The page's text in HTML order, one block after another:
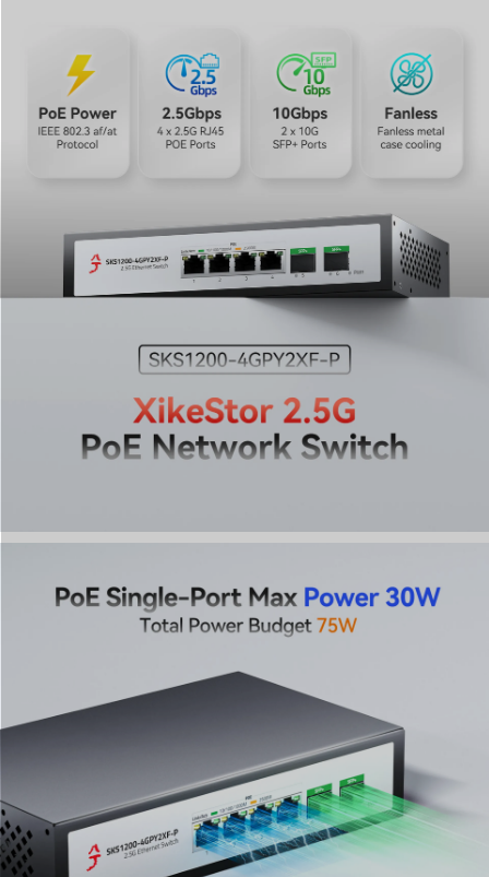
überragende Geschwindigkeit
Erleben Sie ultra-hochgeschwindigkeits-
Datenübertragung mit vier 2,5G RJ45-Ports und zwei
10G SFP+ Uplink-Ports. Speziell auf datenintensive
Anwendungen zugeschnitten, ist dieser 2,5G PoE-
denen die Bandbreite entscheidend ist. Ob bei massiven
Dateiübertragungen oder Hochgeschwindigkeits-
Uplinks – er stellt sicher, dass Ihr Netzwerk frei von
3. Vielseitiges 75 W Gesamtbudget für
Hochleistungsgeräte
Genießen Sie flexible Stromversorgungsoptionen mit
einem robusten PoE-Gesamtleistungsbudget von 75 W.
2,5G NAS, 4K-Videostreaming, Gaming-PCs und 2,5G-
auf effektives Energiemanagement legen, ohne die
Leistung ihrer 2,5G PCIe-Adapter oder professionellen
4. Robustes Metalldesign mit lüfterloser Wärmeableitung
Dieser auf Zuverlässigkeit ausgelegte 2,5Gb PoE-
Netzwerk-Switch verfügt über ein kompaktes,
hochbelastbares Metallgehäuse, das die
Wärmeableitung deutlich verbessert. Die stabile
Konstruktion und das lüfterlose Design gewährleisten
einen geräuschlosen, stabilen Betrieb und eine lange